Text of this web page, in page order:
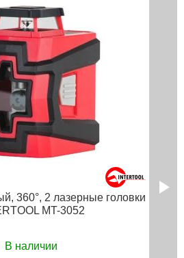
360°, 2 лазерные головки
MT-3052
В наличии